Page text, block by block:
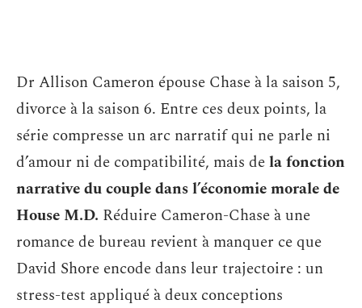
Dr Allison Cameron épouse Chase à la saison 5,
divorce à la saison 6. Entre ces deux points, la
série compresse un arc narratif qui ne parle ni
d’amour ni de compatibilité, mais dela fonction
narrative du couple dans l’économie morale de
House M.D. Réduire Cameron-Chase à une
romance de bureau revient à manquer ce que
David Shore encode dans leur trajectoire : un
stress-test appliqué à deux conceptions